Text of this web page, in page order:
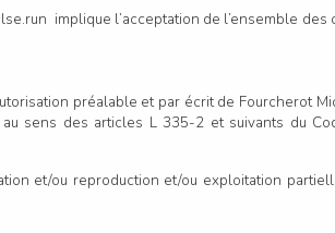
implique l’acceptation de l’ensemble
préalable et par écrit de Fourcherot
sens des articles L 335-2 et suivants du
et/ou reproduction et/ou exploitation